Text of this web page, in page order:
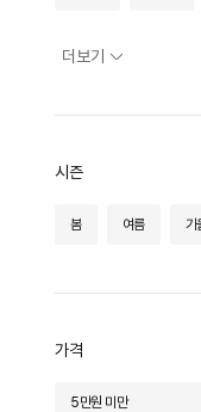
컨템포러리젠더
탠디 펠트앤손
더보기
시즌
봄 여름 가
가격
5만원 미만